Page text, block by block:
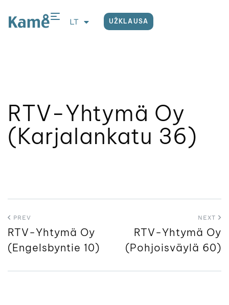
LT
EN UŽKLAUSA
RTV-Yhtymä Oy
(Karjalankatu 36)
PREV
RTV-Yhtymä Oy
(Engelsbyntie 10)
NEXT
RTV-Yhtymä Oy
(Pohjoisväylä 60)